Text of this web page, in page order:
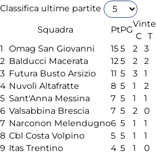
Classifica ultime partite
Squadra
PtPG
Vinte
C T
1
Omag San Giovanni 155 2 3
2 Balducci Macerata 125 2 2
3 Futura Busto Arsizio 11 5 3 1
4 Nuvolì Altafratte 8 5 1 2
5 Sant'Anna Messina 7 5 1 1
6 Valsabbina Brescia 7 5 2 0
7 Narconon Melendugno6 5 1 1
8 Cbl Costa Volpino 5 5 1 1
9 Itas Trentino 4 5 1 0